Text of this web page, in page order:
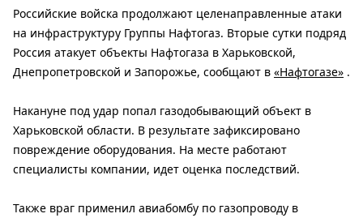
Российские войска продолжают целенаправленные атаки
на инфраструктуру Группы Нафтогаз. Вторые сутки подряд
Россия атакует объекты Нафтогаза в Харьковской,
Днепропетровской и Запорожье, сообщают в «Нафтогазе» .
Накануне под удар попал газодобывающий объект в
Харьковской области. В результате зафиксировано
повреждение оборудования. На месте работают
специалисты компании, идет оценка последствий.
Также враг применил авиабомбу по газопроводу в